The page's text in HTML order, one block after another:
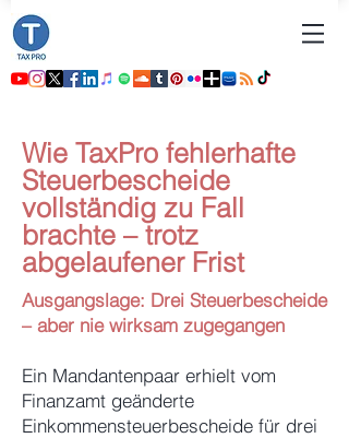
Wie TaxPro fehlerhafte
Steuerbescheide
vollständig zu Fall
brachte – trotz
abgelaufener Frist
Ausgangslage: Drei Steuerbescheide
– aber nie wirksam zugegangen
Ein Mandantenpaar erhielt vom
Finanzamt geänderte
Einkommensteuerbescheide für drei